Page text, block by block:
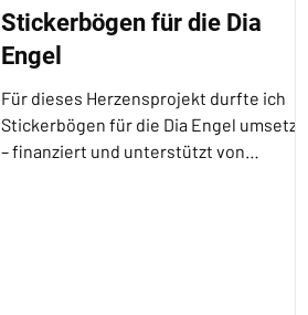
Stickerbögen für die Dia
Engel
Für dieses Herzensprojekt durfte ich
Stickerbögen für die Dia Engel umsetzen
– finanziert und unterstützt von